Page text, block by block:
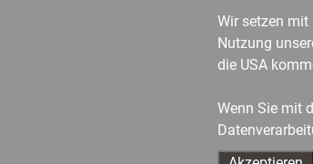
Wir setzen mit
Nutzung
die USA
Wenn Sie mit